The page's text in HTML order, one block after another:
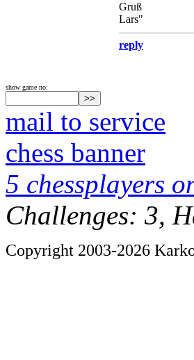
Gruß
Lars"
reply
show game no:
mail to service
chess banner
5 chessplayers
Challenges: 3,
Copyright 2003-2026